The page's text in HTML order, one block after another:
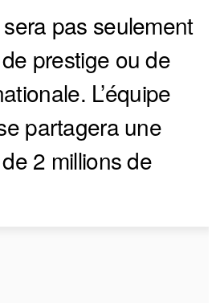
pas seulement
prestige ou de
L’équipe
partagera une
2 millions de